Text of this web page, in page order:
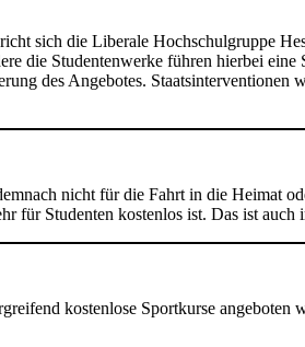
sich die Liberale Hochschulgruppe
die Studentenwerke führen hierbei eine
des Angebotes. Staatsinterventionen
nicht für die Fahrt in die Heimat
für Studenten kostenlos ist. Das ist
kostenlose Sportkurse angeboten